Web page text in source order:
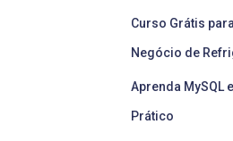
Curso Grátis
Negócio de
Aprenda MySQL
Prático